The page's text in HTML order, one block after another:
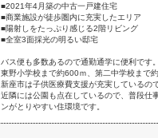
■2021年4月築の中古一戸建住宅
■商業施設が徒歩圏内に充実したエリア
■陽射しをたっぷり感じる2階リビング
■全室3面採光の明るい邸宅
バス便も多数あるので通勤通学に便利です。
東野小学校まで約600ｍ、第二中学校まで
新座市は子供医療費支援が充実しているの
近隣には公園も点在しているので、普段仕
ンがとりやすい住環境です。